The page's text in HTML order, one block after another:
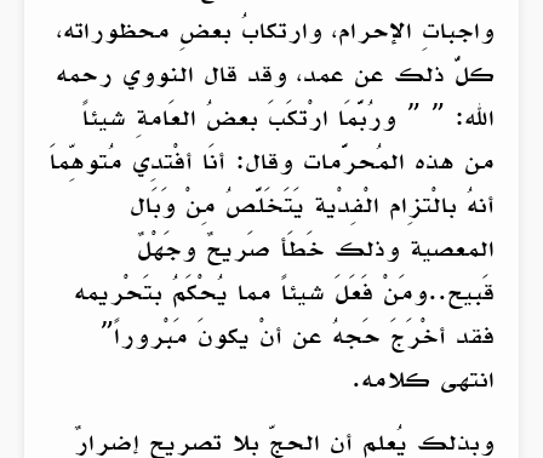
واجباتِ الإحرام، وارتكابُ بعضِ محظوراته،
كلُّ ذلك عن عمد، وقد قال النووي رحمه
الله: ” ” ورُبَّمَا ارْتكَبَ بعضُ العَامةِ شيئاً
من هذه المُحرَّمات وقال: أنَا أفْتدِي مُتوهِّماَ
أنهُ بالْتزِام الْفِدْية يَتَخَلَّصُ مِنْ وَبَال
المعصية وذلك خَطَأ صَريحٌ وجَهْلٌ
قَبيح..ومَنْ فَعَلَ شيئاً مما يُحْكَمُ بتَحْريمه
فقد أخْرَجَ حَجهُ عن أنْ يكونَ مَبْروراً”
انتهى كلامه.
وبذلك يُعلم أن الحجِّ بلا تصريحٍ إضرارٌ